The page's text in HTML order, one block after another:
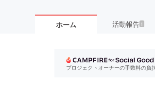
ホーム 活動報告 1
プロジェクトオーナーの手数料の負